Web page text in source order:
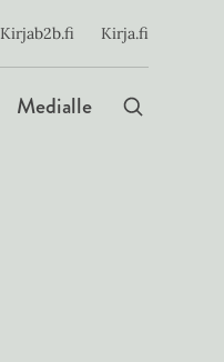
Kirjab2b.fi Kirja.fi
Medialle